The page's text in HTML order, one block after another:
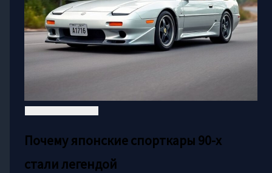
Почему японские спорткары 90-х
стали легендой